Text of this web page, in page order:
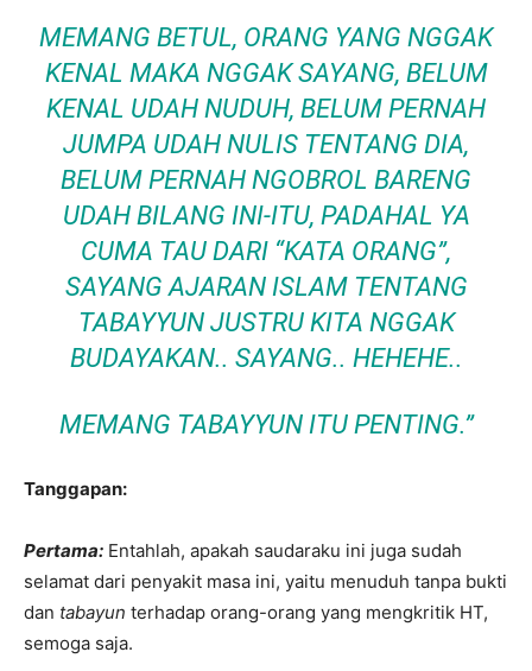
MEMANG BETUL, ORANG YANG NGGAK
KENAL MAKA NGGAK SAYANG, BELUM
KENAL UDAH NUDUH, BELUM PERNAH
JUMPA UDAH NULIS TENTANG DIA,
BELUM PERNAH NGOBROL BARENG
UDAH BILANG INI-ITU, PADAHAL YA
CUMA TAU DARI “KATA ORANG”,
SAYANG AJARAN ISLAM TENTANG
TABAYYUN JUSTRU KITA NGGAK
BUDAYAKAN.. SAYANG.. HEHEHE..
MEMANG TABAYYUN ITU PENTING.”
Tanggapan:
Pertama: Entahlah, apakah saudaraku ini juga sudah
selamat dari penyakit masa ini, yaitu menuduh tanpa bukti
dan tabayun terhadap orang-orang yang mengkritik HT,
semoga saja.